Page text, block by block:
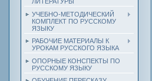
УЧЕБНО-МЕТОДИЧЕСКИЙ
КОМПЛЕКТ ПО РУССКОМУ
ЯЗЫКУ
РАБОЧИЕ МАТЕРИАЛЫ К
УРОКАМ РУССКОГО ЯЗЫКА
ОПОРНЫЕ КОНСПЕКТЫ ПО
РУССКОМУ ЯЗЫКУ